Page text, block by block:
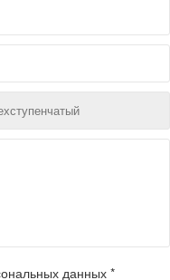
данных *